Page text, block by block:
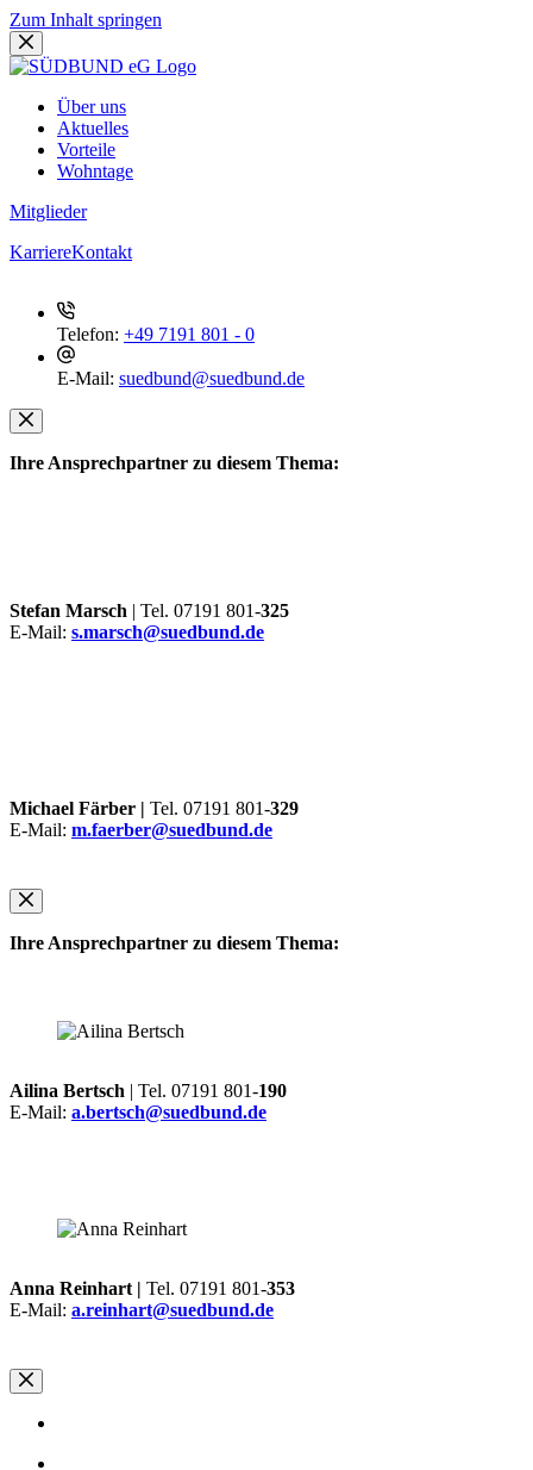
Zum Inhalt springen
Über uns
Aktuelles
Vorteile
Wohntage
Mitglieder
KarriereKontakt
Telefon: +49 7191 801 - 0
E-Mail: suedbund@suedbund.de
Ihre Ansprechpartner zu diesem Thema:
Stefan Marsch | Tel. 07191 801-325
E-Mail: s.marsch@suedbund.de
Michael Färber | Tel. 07191 801-329
E-Mail: m.faerber@suedbund.de
Ihre Ansprechpartner zu diesem Thema:
Ailina Bertsch | Tel. 07191 801-190
E-Mail: a.bertsch@suedbund.de
Anna Reinhart | Tel. 07191 801-353
E-Mail: a.reinhart@suedbund.de